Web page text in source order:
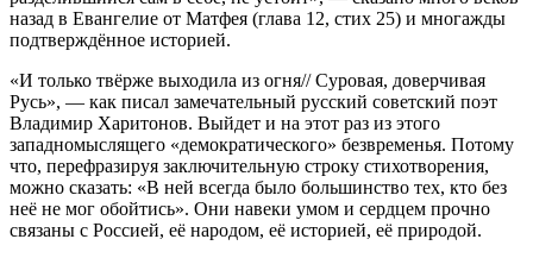
назад в Евангелие от Матфея (глава 12, стих 25) и многажды
подтверждённое историей.
«И только твёрже выходила из огня// Суровая, доверчивая
Русь», — как писал замечательный русский советский поэт
Владимир Харитонов. Выйдет и на этот раз из этого
западномыслящего «демократического» безвременья. Потому
что, перефразируя заключительную строку стихотворения,
можно сказать: «В ней всегда было большинство тех, кто без
неё не мог обойтись». Они навеки умом и сердцем прочно
связаны с Россией, её народом, её историей, её природой.